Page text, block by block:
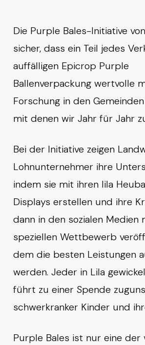
Die Purple Bales-Initiative
sicher, dass ein Teil jedes
auffälligen Epicrop Purple
Ballenverpackung wertvolle
Forschung in den
mit denen wir Jahr für Jahr
Bei der Initiative zeigen
Lohnunternehmer ihre
indem sie mit ihren lila
Displays erstellen und ihre
dann in den sozialen Medien
speziellen Wettbewerb
dem die besten Leistungen
werden. Jeder in Lila
führt zu einer Spende
schwerkranker Kinder und
Purple Bales ist nur eine der